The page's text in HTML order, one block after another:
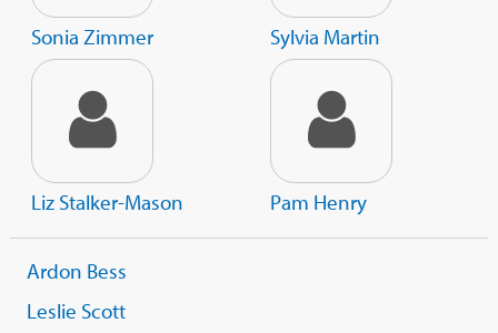
Sonia Zimmer Sylvia Martin
Liz Stalker-Mason Pam Henry
Ardon Bess
Leslie Scott